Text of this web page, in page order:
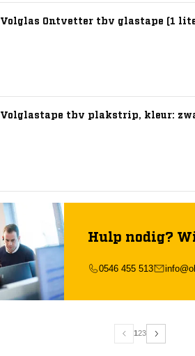
Volglas Ontvetter tbv glastape (1
Volglastape tbv plakstrip, kleur:
Hulp nodig?
0546 455 513
123